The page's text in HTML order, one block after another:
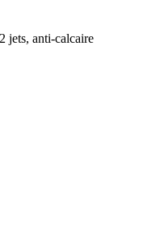
jets, anti-calcaire